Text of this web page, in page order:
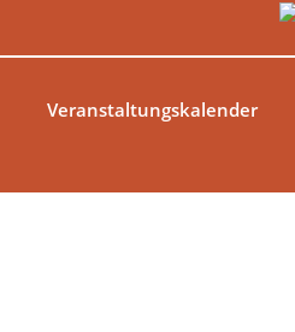
Veranstaltungskalender